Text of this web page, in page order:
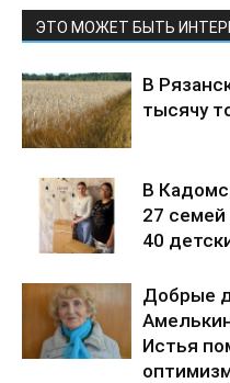
ЭТО МОЖЕТ БЫТЬ
В
тысячу
В
27 семей
40
Добрые
Истья